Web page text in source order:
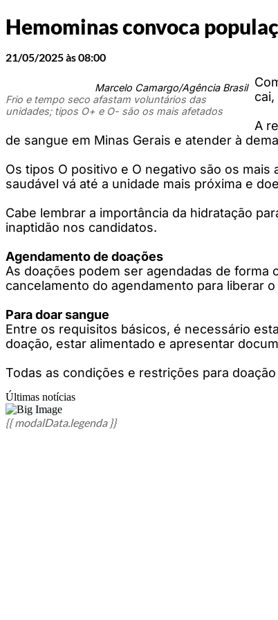
Hemominas convoca
21/05/2025 às 08:00
Marcelo Camargo/Agência Brasil
Frio e tempo seco afastam voluntários das
unidades; tipos O+ e O- são os mais afetados
A
de sangue em Minas Gerais e atender à
Os tipos O positivo e O negativo são os
saudável vá até a unidade mais próxima e
Cabe lembrar a importância da hidratação
inaptidão nos candidatos.
Agendamento de doações
As doações podem ser agendadas de forma
cancelamento do agendamento para liberar
Para doar sangue
Entre os requisitos básicos, é necessário
doação, estar alimentado e apresentar
Todas as condições e restrições para
Últimas notícias
{{ modalData.legenda }}